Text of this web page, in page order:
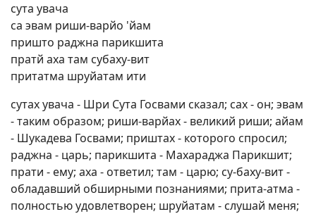
сута увача
са эвам риши-варйо 'йам
пришто раджна парикшита
пратй аха там субаху-вит
притатма шруйатам ити
сутах увача - Шри Сута Госвами сказал; сах - он; эвам
- таким образом; риши-варйах - великий риши; айам
- Шукадева Госвами; приштах - которого спросил;
раджна - царь; парикшита - Махараджа Парикшит;
прати - ему; аха - ответил; там - царю; су-баху-вит -
обладавший обширными познаниями; прита-атма -
полностью удовлетворен; шруйатам - слушай меня;